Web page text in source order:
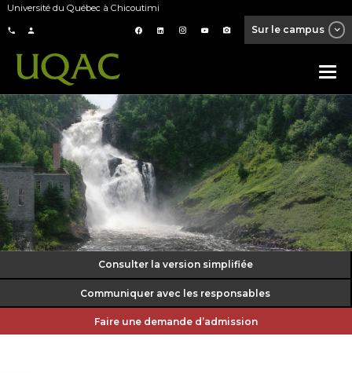
Université du Québec à Chicoutimi
Sur le campus
Consulter la version simplifiée
Communiquer avec les responsables
Faire une demande d’admission